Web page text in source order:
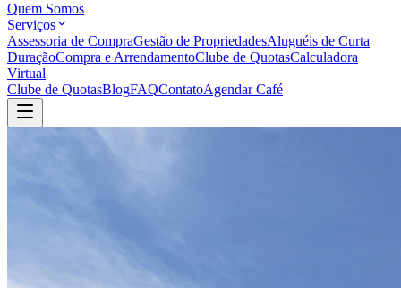
Quem Somos
Serviços
Assessoria de CompraGestão de PropriedadesAluguéis de Curta
DuraçãoCompra e ArrendamentoClube de QuotasCalculadora
Virtual
Clube de QuotasBlogFAQContatoAgendar Café